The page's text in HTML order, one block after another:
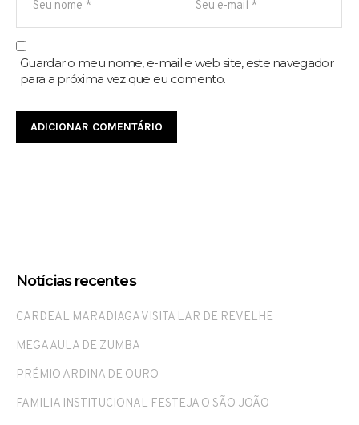
Guardar o meu nome, e-mail e web site, este navegador
para a próxima vez que eu comento.
Notícias recentes
CARDEAL MARADIAGA VISITA LAR DE REVELHE
MEGA AULA DE ZUMBA
PRÉMIO ARDINA DE OURO
FAMILIA INSTITUCIONAL FESTEJA O SÃO JOÃO